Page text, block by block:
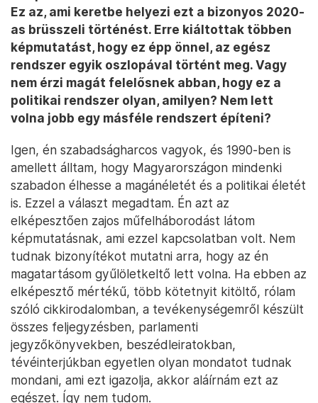
Ez az, ami keretbe helyezi ezt a bizonyos 2020-
as brüsszeli történést. Erre kiáltottak többen
képmutatást, hogy ez épp önnel, az egész
rendszer egyik oszlopával történt meg. Vagy
nem érzi magát felelősnek abban, hogy ez a
politikai rendszer olyan, amilyen? Nem lett
volna jobb egy másféle rendszert építeni?
Igen, én szabadságharcos vagyok, és 1990-ben is
amellett álltam, hogy Magyarországon mindenki
szabadon élhesse a magánéletét és a politikai életét
is. Ezzel a választ megadtam. Én azt az
elképesztően zajos műfelháborodást látom
képmutatásnak, ami ezzel kapcsolatban volt. Nem
tudnak bizonyítékot mutatni arra, hogy az én
magatartásom gyűlöletkeltő lett volna. Ha ebben az
elképesztő mértékű, több kötetnyit kitöltő, rólam
szóló cikkirodalomban, a tevékenységemről készült
összes feljegyzésben, parlamenti
jegyzőkönyvekben, beszédleiratokban,
tévéinterjúkban egyetlen olyan mondatot tudnak
mondani, ami ezt igazolja, akkor aláírnám ezt az
egészet. Így nem tudom.